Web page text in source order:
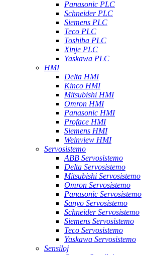
Panasonic PLC
Schneider PLC
Siemens PLC
Teco PLC
Toshiba PLC
Xinje PLC
Yaskawa PLC
HMI
Delta HMI
Kinco HMI
Mitsubishi HMI
Omron HMI
Panasonic HMI
Proface HMI
Siemens HMI
Weinview HMI
Servosistemo
ABB Servosistemo
Delta Servosistemo
Mitsubishi Servosistemo
Omron Servosistemo
Panasonic Servosistemo
Sanyo Servosistemo
Schneider Servosistemo
Siemens Servosistemo
Teco Servosistemo
Yaskawa Servosistemo
Sensiloj